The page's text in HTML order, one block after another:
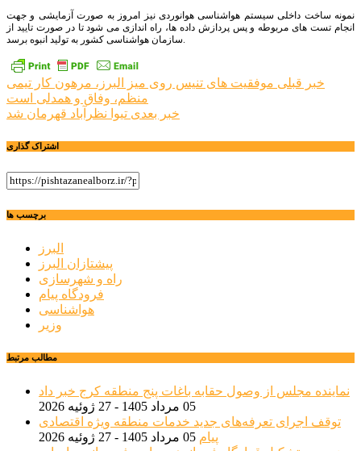
نمونه ساخت داخلی سیستم هواشناسی هوانوردی نیز امروز به صورت آزمایشی و جهت
انجام تست های مربوطه و پس پردازش داده ها، راه اندازی می شود تا در صورت تایید از
سازمان هواشناسی کشور به تولید انبوه برسد.
راهبری
نوشته
خبر قبلی موفقیت های تنیس روی میز البرز، مرهون کار تیمی
منظم، وفاق و همدلی است
خبر بعدی تیوا نظرآباد قهرمان شد
اشتراک گذاری
برچسب ها
البرز
پیشتازان البرز
راه و شهرسازی
فرودگاه پیام
هواشناسی
وزیر
مطالب مرتبط
نماینده مجلس از وصول حقابه باغات پنج منطقه کرج خبر داد
05 مرداد 1405 - 27 ژوئیه 2026
توقف اجرای تعرفه‌های جدید خدمات منطقه ویژه اقتصادی
پیام 05 مرداد 1405 - 27 ژوئیه 2026